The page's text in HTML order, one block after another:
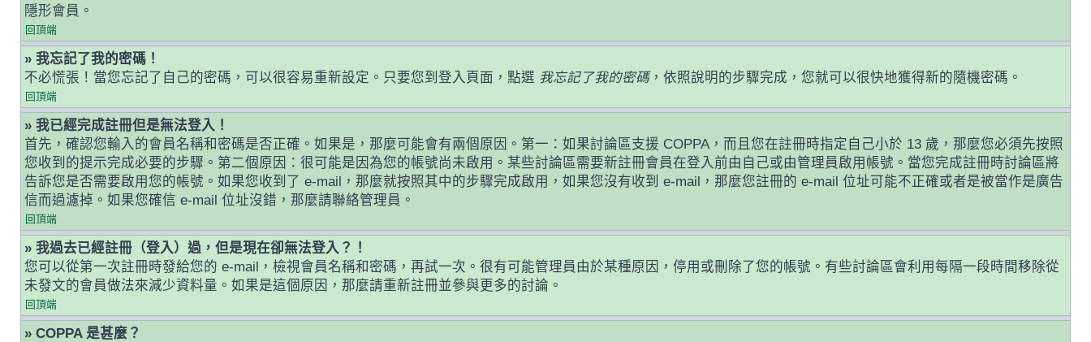
隱形會員。
回頂端
» 我忘記了我的密碼！
不必慌張！當您忘記了自己的密碼，可以很容易重新設定。只要您到登入頁面，點選 我忘記了我的密碼，依照說明的步驟完成，您就可以很快地獲得新的隨機密碼。
回頂端
» 我已經完成註冊但是無法登入！
首先，確認您輸入的會員名稱和密碼是否正確。如果是，那麼可能會有兩個原因。第一：如果討論區支援 COPPA，而且您在註冊時指定自己小於 13 歲，那麼您必須先按照
您收到的提示完成必要的步驟。第二個原因：很可能是因為您的帳號尚未啟用。某些討論區需要新註冊會員在登入前由自己或由管理員啟用帳號。當您完成註冊時討論區將
告訴您是否需要啟用您的帳號。如果您收到了 e-mail，那麼就按照其中的步驟完成啟用，如果您沒有收到 e-mail，那麼您註冊的 e-mail 位址可能不正確或者是被當作是廣告
信而過濾掉。如果您確信 e-mail 位址沒錯，那麼請聯絡管理員。
回頂端
» 我過去已經註冊（登入）過，但是現在卻無法登入？！
您可以從第一次註冊時發給您的 e-mail，檢視會員名稱和密碼，再試一次。很有可能管理員由於某種原因，停用或刪除了您的帳號。有些討論區會利用每隔一段時間移除從
未發文的會員做法來減少資料量。如果是這個原因，那麼請重新註冊並參與更多的討論。
回頂端
» COPPA 是甚麼？